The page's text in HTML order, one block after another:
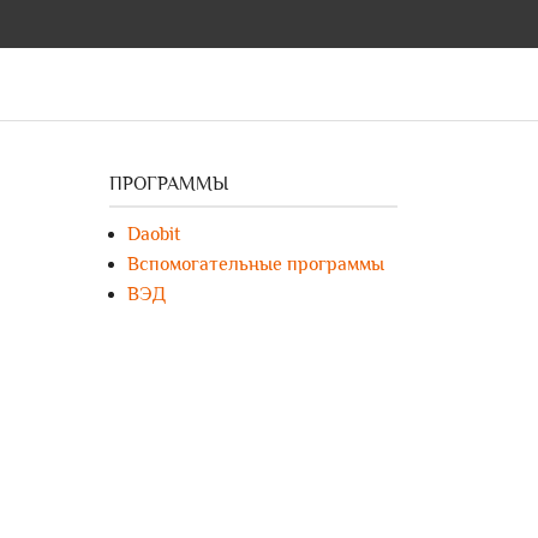
ПРОГРАММЫ
Daobit
Вспомогательные программы
ВЭД